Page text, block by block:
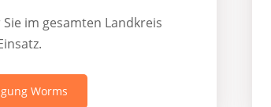
im gesamten Landkreis
Worms